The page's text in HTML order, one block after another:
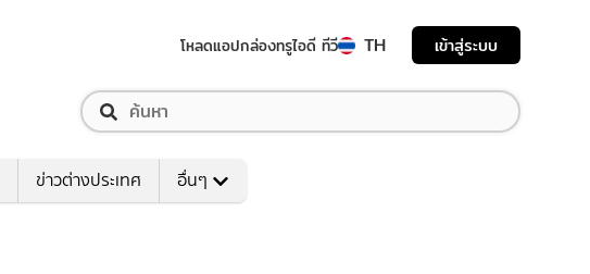
โหลดแอปกล่องทรูไอดี ทีวี TH เข้าสู่ระบบ
ข่าวต่างประเทศ อื่นๆ